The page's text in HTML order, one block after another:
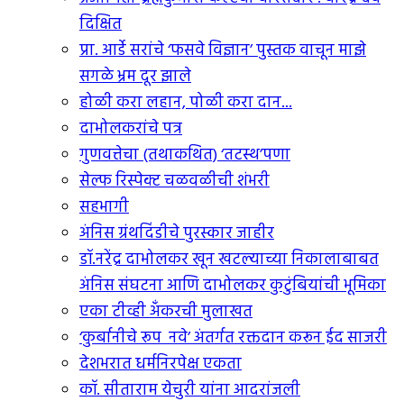
दिक्षित
प्रा. आर्डे सरांचे ‘फसवे विज्ञान’ पुस्तक वाचून माझे
सगळे भ्रम दूर झाले
होळी करा लहान, पोळी करा दान...
दाभोलकरांचे पत्र
गुणवत्तेचा (तथाकथित) ‘तटस्थ’पणा
सेल्फ रिस्पेक्ट चळवळीची शंभरी
सहभागी
अंनिस ग्रंथदिंडीचे पुरस्कार जाहीर
डॉ.नरेंद्र दाभोलकर खून खटल्याच्या निकालाबाबत
अंनिस संघटना आणि दाभोलकर कुटुंबियांची भूमिका
एका टीव्ही अंँकरची मुलाखत
‘कुर्बानीचे रूप नवे’ अंतर्गत रक्तदान करून ईद साजरी
देशभरात धर्मनिरपेक्ष एकता
कॉ. सीताराम येचुरी यांना आदरांजली